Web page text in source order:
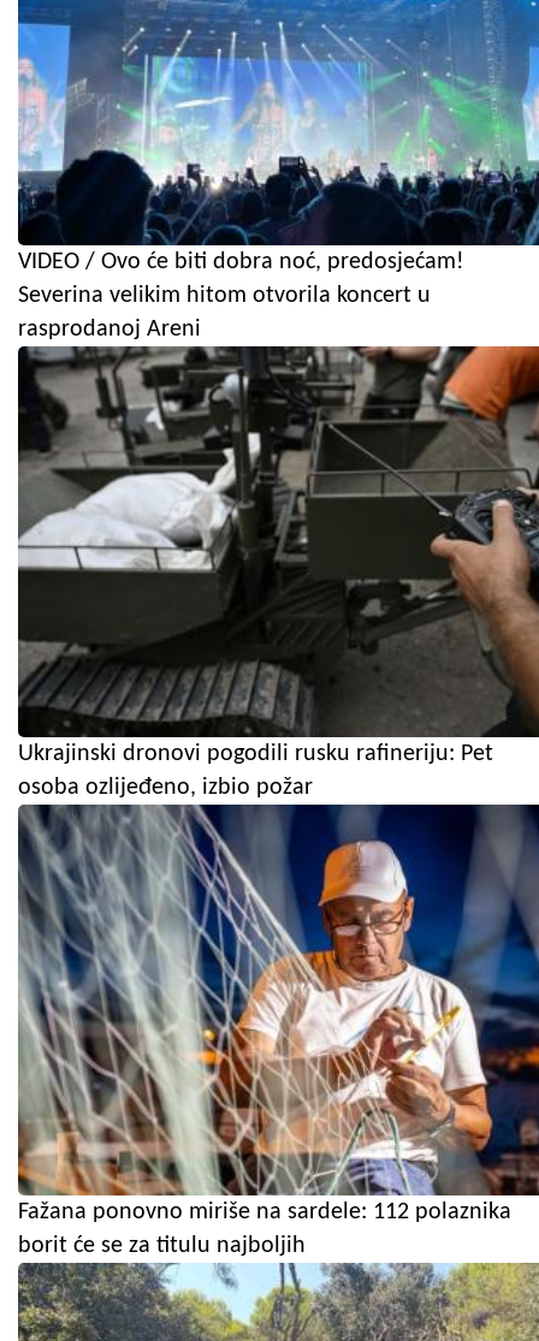
VIDEO / Ovo će biti dobra noć, predosjećam!
Severina velikim hitom otvorila koncert u
rasprodanoj Areni
Ukrajinski dronovi pogodili rusku rafineriju: Pet
osoba ozlijeđeno, izbio požar
Fažana ponovno miriše na sardele: 112 polaznika
borit će se za titulu najboljih